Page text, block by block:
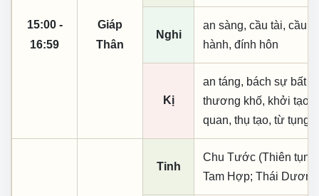
15:00 -
16:59
Giáp
Thân
Nghi
an sàng, cầu tài, cầu
hành, đính hôn
Kị
an táng, bách sự bất
thương khố, khởi tạo,
quan, thụ tạo, từ tụng,
Tinh
Chu Tước (Thiên
Tam Hợp; Thái Dương